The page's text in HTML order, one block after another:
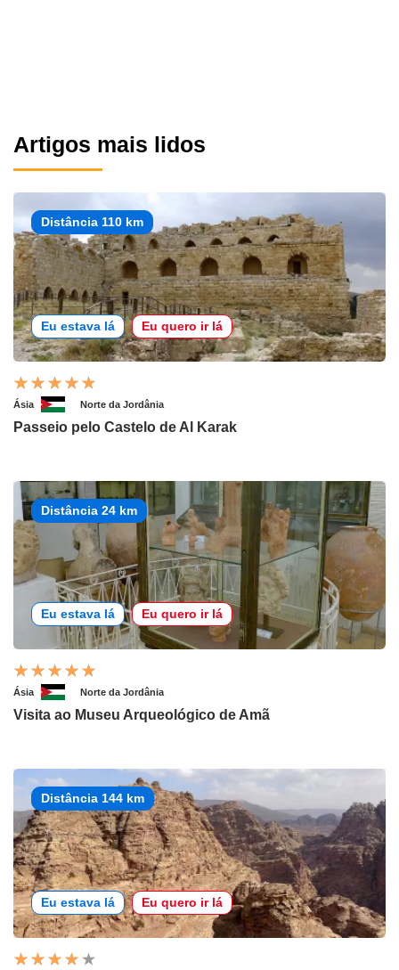
Artigos mais lidos
Distância 110 km
Eu estava lá Eu quero ir lá
Ásia Norte da Jordânia
Passeio pelo Castelo de Al Karak
Distância 24 km
Eu estava lá Eu quero ir lá
Ásia Norte da Jordânia
Visita ao Museu Arqueológico de Amã
Distância 144 km
Eu estava lá Eu quero ir lá